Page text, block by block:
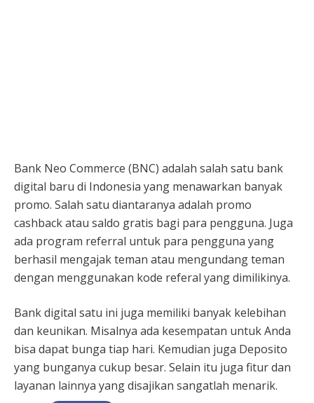
Bank Neo Commerce (BNC) adalah salah satu bank
digital baru di Indonesia yang menawarkan banyak
promo. Salah satu diantaranya adalah promo
cashback atau saldo gratis bagi para pengguna. Juga
ada program referral untuk para pengguna yang
berhasil mengajak teman atau mengundang teman
dengan menggunakan kode referal yang dimilikinya.
Bank digital satu ini juga memiliki banyak kelebihan
dan keunikan. Misalnya ada kesempatan untuk Anda
bisa dapat bunga tiap hari. Kemudian juga Deposito
yang bunganya cukup besar. Selain itu juga fitur dan
layanan lainnya yang disajikan sangatlah menarik.